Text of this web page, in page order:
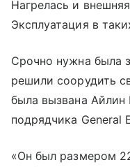
Нагрелась и
Эксплуатация в
Срочно нужна была
решили соорудить
была вызвана
подрядчика General
«Он был размером